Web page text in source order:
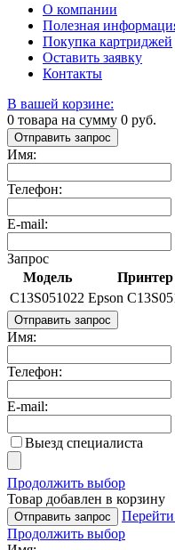
О компании
Полезная
Покупка картриджей
Оставить заявку
Контакты
В вашей корзине:
0 товара на сумму 0 руб.
Отправить запрос
Имя:
Телефон:
E-mail:
Запрос
Модель
Принтер
C13S051022 Epson
Отправить запрос
Имя:
Телефон:
E-mail:
Выезд специалиста
Продолжить выбор
Товар добавлен в корзину
Отправить запрос
Продолжить выбор